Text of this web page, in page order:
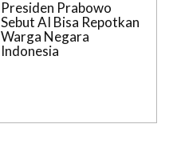
Presiden Prabowo
Sebut AI Bisa Repotkan
Warga Negara
Indonesia